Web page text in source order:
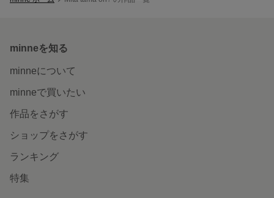
minneを知る
minneについて
minneで買いたい
作品をさがす
ショップをさがす
ランキング
特集